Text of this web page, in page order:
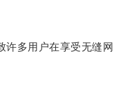
多用户在享受无缝网